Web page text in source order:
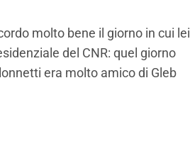
molto bene il giorno in cui lei
del CNR: quel giorno
era molto amico di Gleb